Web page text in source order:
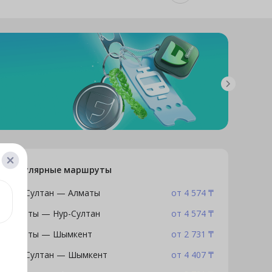
Популярные маршруты
Нур-Султан — Алматы
от 4 574 ₸
Алматы — Нур-Султан
от 4 574 ₸
Алматы — Шымкент
от 2 731 ₸
Нур-Султан — Шымкент
от 4 407 ₸